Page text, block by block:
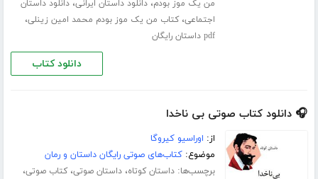
من یک موز بودم،دانلود داستان ایرانی،دانلود داستان
اجتماعی،کتاب من یک موز بودم محمد امین زینلی،
pdf داستان رایگان
دانلود کتاب
🎧 دانلود کتاب صوتی بی ناخدا
از: اوراسیو کیروگا
موضوع:کتاب‌های صوتی رایگان داستان و رمان
برچسب‌ها:داستان کوتاه،داستان صوتی،کتاب صوتی،